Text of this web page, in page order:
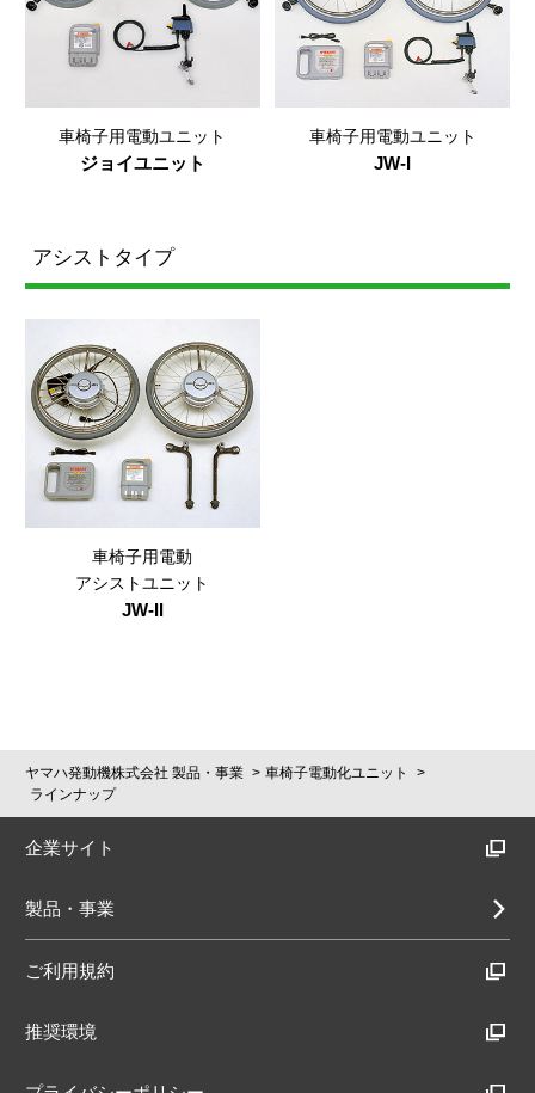
車椅子用電動ユニット
ジョイユニット
車椅子用電動ユニット
JW-I
アシストタイプ
車椅子用電動
アシストユニット
JW-II
ヤマハ発動機株式会社 製品・事業
車椅子電動化ユニット
ラインナップ
企業サイト
製品・事業
ご利用規約
推奨環境